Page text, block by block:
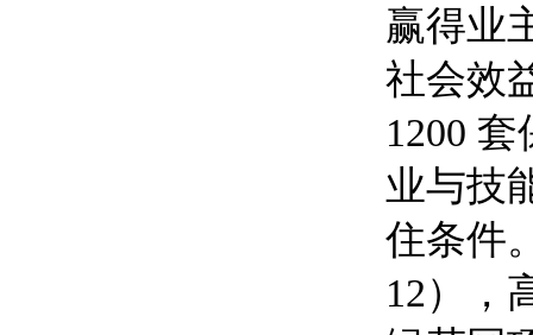
赢得业
社会效
1200
业与技
住条件
12），